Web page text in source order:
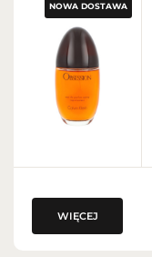
NOWA DOSTAWA
WIĘCEJ